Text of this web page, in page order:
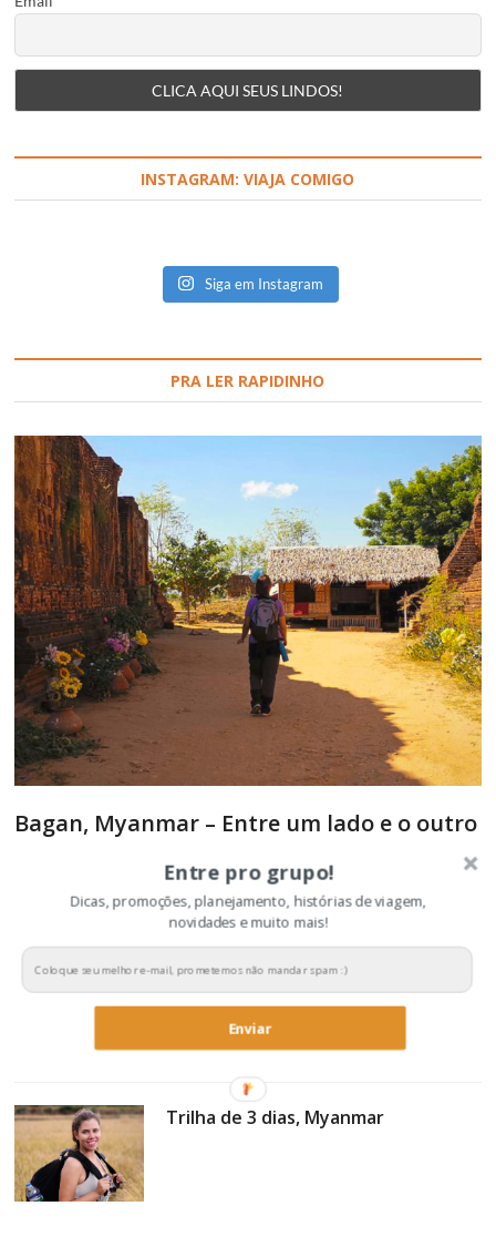
INSTAGRAM: VIAJA COMIGO
Siga em Instagram
PRA LER RAPIDINHO
Bagan, Myanmar – Entre um lado e o outro
Myanmar é um país lindo, e Bagan é o complemento disso.
Lembro de pensar no intocável quando cheguei, a cidade parece
ter parado no tempo,…
O deserto do Saara e um sonho
Trilha de 3 dias, Myanmar
Entre pro grupo!
Dicas, promoções, planejamento, histórias de viagem,
novidades e muito mais!
Enviar